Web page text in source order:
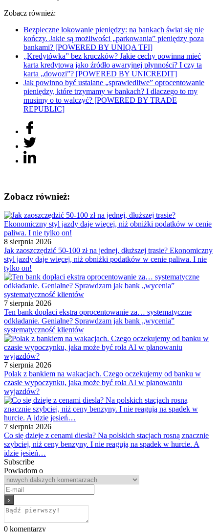
Zobacz również:
Bezpieczne lokowanie pieniędzy: na bankach świat się nie
kończy. Jakie są możliwości „parkowania” pieniędzy poza
bankami? [POWERED BY UNIQA TFI]
„Kredytówka” bez kruczków? Jakie cechy powinna mieć
karta kredytowa jako źródło awaryjnej płynności? I czy ta
karta „dowozi”? [POWERED BY UNICREDIT]
Jak powinno być ustalane „sprawiedliwe” oprocentowanie
pieniędzy, które trzymamy w bankach? I dlaczego to my
musimy o to walczyć? [POWERED BY TRADE
REPUBLIC]
Zobacz również:
8 sierpnia 2026
Jak zaoszczędzić 50-100 zł na jednej, dłuższej trasie? Ekonomiczny
styl jazdy daje więcej, niż obniżki podatków w cenie paliwa. I nie
tylko on!
7 sierpnia 2026
Ten bank dopłaci ekstra oprocentowanie za… systematyczne
odkładanie. Genialne? Sprawdzam jak bank „wycenia”
systematyczność klientów
7 sierpnia 2026
Polak z bankiem na wakacjach. Czego oczekujemy od banku w
czasie wypoczynku, jaka może być rola AI w planowaniu
wyjazdów?
7 sierpnia 2026
Co się dzieje z cenami diesla? Na polskich stacjach rosną znacznie
szybciej, niż ceny benzyny. I nie reagują na spadek w hurcie. A
idzie jesień…
Subscribe
Powiadom o
0 komentarzy